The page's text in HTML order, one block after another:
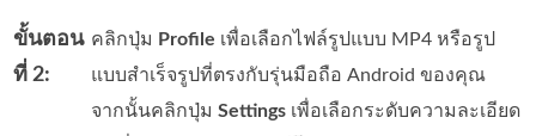
ขั้นตอน
ที่ 2:
คลิกปุ่ม Profile เพื่อเลือกไฟล์รูปแบบ MP4 หรือรูป
แบบสำเร็จรูปที่ตรงกับรุ่นมือถือ Android ของคุณ
จากนั้นคลิกปุ่มSettings เพื่อเลือกระดับความละเอียด